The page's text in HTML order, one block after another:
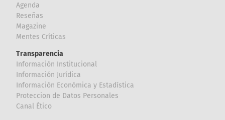
Agenda
Reseñas
Magazine
Mentes Críticas
Transparencia
Información Institucional
Información Jurídica
Información Económica y Estadística
Proteccion de Datos Personales
Canal Ético